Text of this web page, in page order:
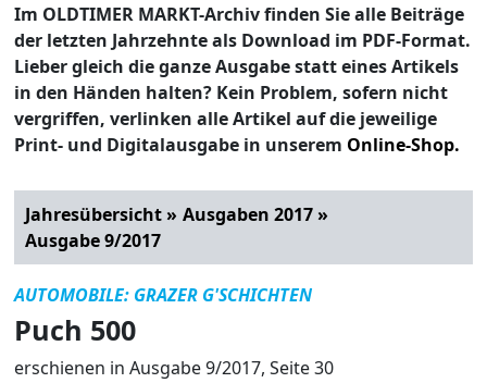
Im OLDTIMER MARKT-Archiv finden Sie alle Beiträge
der letzten Jahrzehnte als Download im PDF-Format.
Lieber gleich die ganze Ausgabe statt eines Artikels
in den Händen halten? Kein Problem, sofern nicht
vergriffen, verlinken alle Artikel auf die jeweilige
Print- und Digitalausgabe in unserem Online-Shop.
Jahresübersicht » Ausgaben 2017 »
Ausgabe 9/2017
AUTOMOBILE: GRAZER G'SCHICHTEN
Puch 500
erschienen in Ausgabe 9/2017, Seite 30